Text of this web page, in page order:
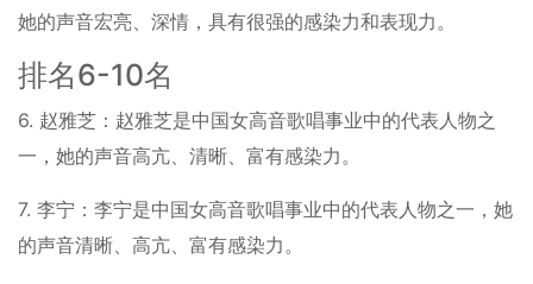
她的声音宏亮、深情，具有很强的感染力和表现力。
排名6-10名
6. 赵雅芝：赵雅芝是中国女高音歌唱事业中的代表人物之
一，她的声音高亢、清晰、富有感染力。
7. 李宁：李宁是中国女高音歌唱事业中的代表人物之一，她
的声音清晰、高亢、富有感染力。